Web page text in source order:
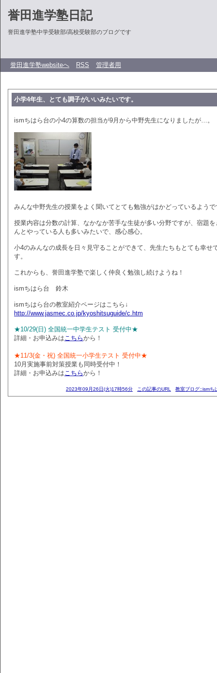
誉田進学塾日記
誉田進学塾中学受験部/高校受験部のブログです
誉田進学塾websiteへ RSS 管理者用
小学4年生、とても調子がいいみたいです。
ismちはら台の小4の算数の担当が9月から中野先生になりましたが…。
みんな中野先生の授業をよく聞いてとても勉強がはかどっているようで
授業内容は分数の計算、なかなか苦手な生徒が多い分野ですが、宿題を
んとやっている人も多いみたいで、感心感心。
小4のみんなの成長を日々見守ることができて、先生たちもとても幸せ
す。
これからも、誉田進学塾で楽しく仲良く勉強し続けようね！
ismちはら台 鈴木
ismちはら台の教室紹介ページはこちら↓
http://www.jasmec.co.jp/kyoshitsuguide/c.htm
★10/29(日) 全国統一中学生テスト 受付中★
詳細・お申込みはこちらから！
★11/3(金・祝) 全国統一小学生テスト 受付中★
10月実施事前対策授業も同時受付中！
詳細・お申込みはこちらから！
2023年09月26日(火)17時56分 この記事のURL 教室ブログ::ismち